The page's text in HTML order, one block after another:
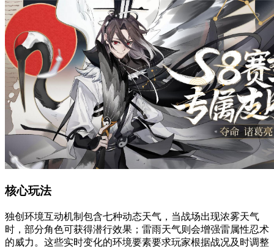
核心玩法
独创环境互动机制包含七种动态天气，当战场出现浓雾天气
时，部分角色可获得潜行效果；雷雨天气则会增强雷属性忍术
的威力。这些实时变化的环境要素要求玩家根据战况及时调整